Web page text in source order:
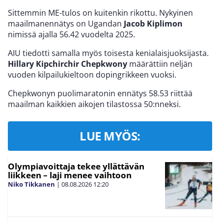
Sittemmin ME-tulos on kuitenkin rikottu. Nykyinen
maailmanennätys on Ugandan Jacob Kiplimon
nimissä ajalla 56.42 vuodelta 2025.
AIU tiedotti samalla myös toisesta kenialaisjuoksijasta.
Hillary Kipchirchir Chepkwony määrättiin neljän
vuoden kilpailukieltoon dopingrikkeen vuoksi.
Chepkwonyn puolimaratonin ennätys 58.53 riittää
maailman kaikkien aikojen tilastossa 50:nneksi.
LUE MYÖS:
Olympiavoittaja tekee yllättävän
liikkeen – laji menee vaihtoon
Niko Tikkanen | 08.08.2026 12:20